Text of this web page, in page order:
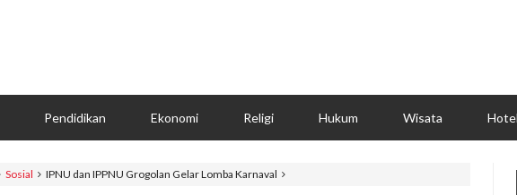
Pendidikan Ekonomi Religi Hukum Wisata Hotel
Sosial IPNU dan IPPNU Grogolan Gelar Lomba Karnaval